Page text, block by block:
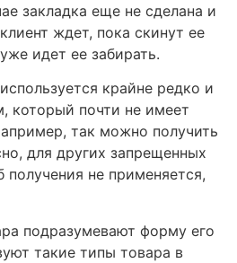
закладка еще не сделана и
ждет, пока скинут ее
идет ее забирать.
крайне редко и
который почти не имеет
так можно получить
для других запрещенных
получения не применяется,
подразумевают форму его
такие типы товара в